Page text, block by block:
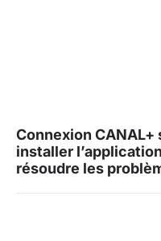
Connexion
installer
résoudre les